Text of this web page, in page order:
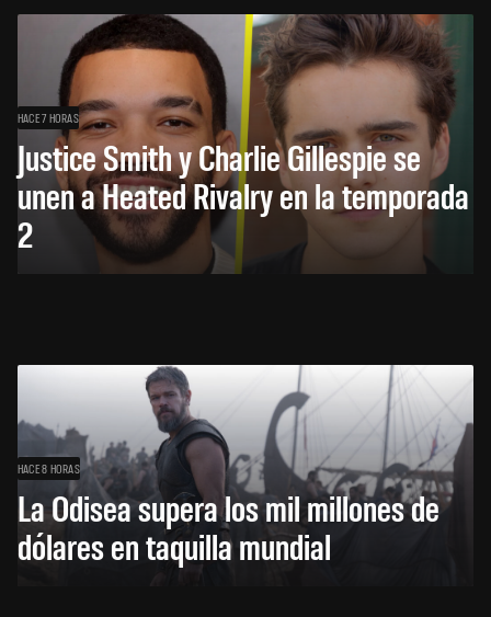
HACE 7 HORAS
Justice Smith y Charlie Gillespie se
unen a Heated Rivalry en la temporada
2
HACE 8 HORAS
La Odisea supera los mil millones de
dólares en taquilla mundial